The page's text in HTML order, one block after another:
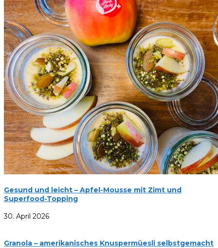
Gesund und leicht – Apfel-Mousse mit Zimt und
Superfood-Topping
30. April 2026
Granola – amerikanisches Knuspermüesli selbstgemacht